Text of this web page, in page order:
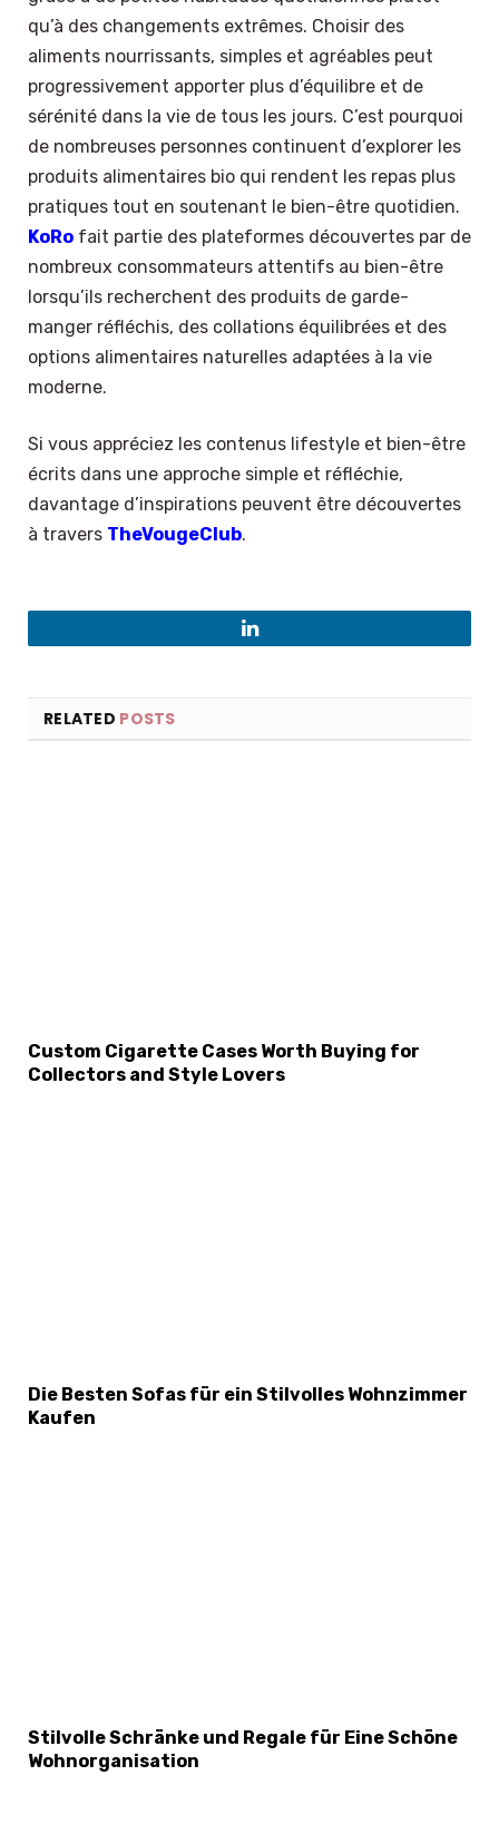
qu’à des changements extrêmes. Choisir des
aliments nourrissants, simples et agréables peut
progressivement apporter plus d’équilibre et de
sérénité dans la vie de tous les jours. C’est pourquoi
de nombreuses personnes continuent d’explorer les
produits alimentaires bio qui rendent les repas plus
pratiques tout en soutenant le bien-être quotidien.
KoRo fait partie des plateformes découvertes par de
nombreux consommateurs attentifs au bien-être
lorsqu’ils recherchent des produits de garde-
manger réfléchis, des collations équilibrées et des
options alimentaires naturelles adaptées à la vie
moderne.
Si vous appréciez les contenus lifestyle et bien-être
écrits dans une approche simple et réfléchie,
davantage d’inspirations peuvent être découvertes
à travers TheVougeClub.
LinkedIn
RELATED POSTS
Custom Cigarette Cases Worth Buying for
Collectors and Style Lovers
Die Besten Sofas für ein Stilvolles Wohnzimmer
Kaufen
Stilvolle Schränke und Regale für Eine Schöne
Wohnorganisation